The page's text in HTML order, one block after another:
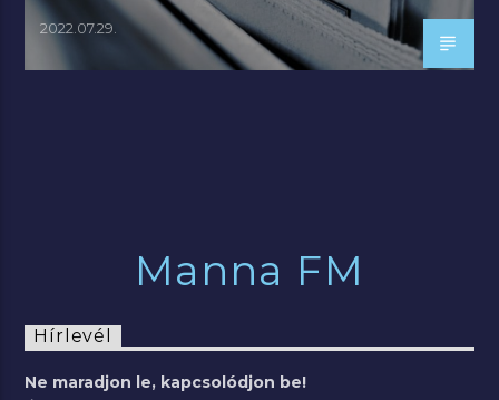
2022.07.29.
Manna FM
Hírlevél
Ne maradjon le, kapcsolódjon be!